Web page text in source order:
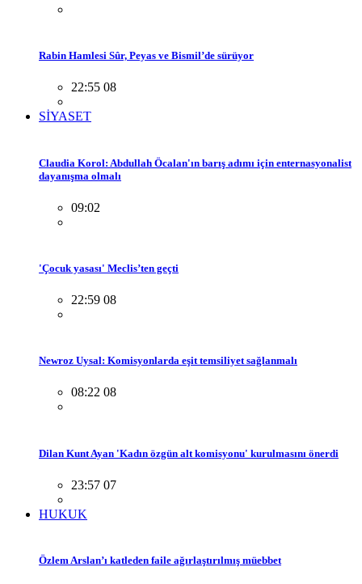
Rabin Hamlesi Sûr, Peyas ve Bismil’de sürüyor
22:55 08
SİYASET
Claudia Korol: Abdullah Öcalan'ın barış adımı için enternasyonalist
dayanışma olmalı
09:02
'Çocuk yasası' Meclis’ten geçti
22:59 08
Newroz Uysal: Komisyonlarda eşit temsiliyet sağlanmalı
08:22 08
Dilan Kunt Ayan 'Kadın özgün alt komisyonu' kurulmasını önerdi
23:57 07
HUKUK
Özlem Arslan’ı katleden faile ağırlaştırılmış müebbet